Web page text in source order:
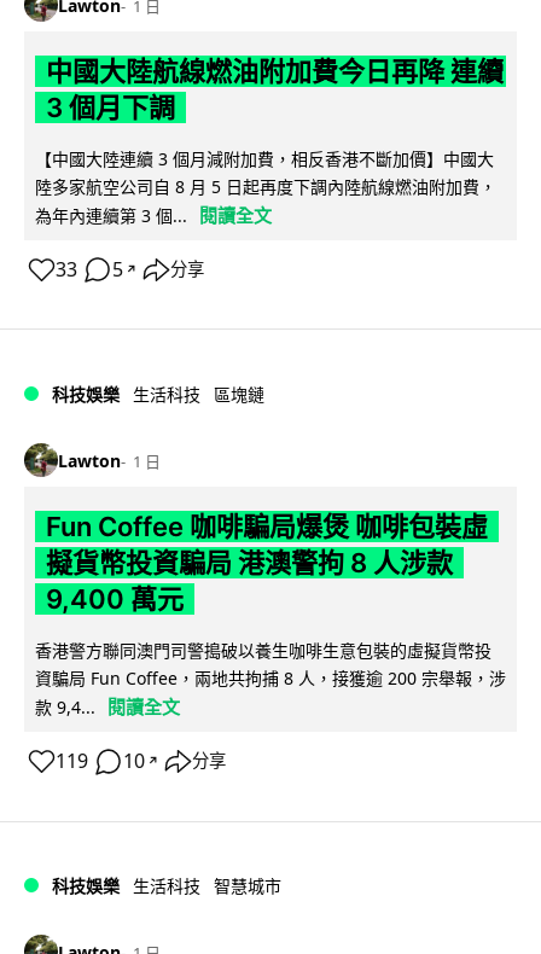
Lawton 1 日
中國大陸航線燃油附加費今日再降 連續
3 個月下調
【中國大陸連續 3 個月減附加費，相反香港不斷加價】中國大
陸多家航空公司自 8 月 5 日起再度下調內陸航線燃油附加費，
為年內連續第 3 個...
閱讀全文
33 5 ↗ 分享
科技娛樂 生活科技 區塊鏈
Lawton 1 日
Fun Coffee 咖啡騙局爆煲 咖啡包裝虛
擬貨幣投資騙局 港澳警拘 8 人涉款
9,400 萬元
香港警方聯同澳門司警搗破以養生咖啡生意包裝的虛擬貨幣投
資騙局 Fun Coffee，兩地共拘捕 8 人，接獲逾 200 宗舉報，涉
款 9,4...
閱讀全文
119 10 ↗ 分享
科技娛樂 生活科技 智慧城市